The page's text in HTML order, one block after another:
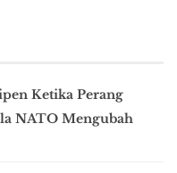
Ketika Perang
NATO Mengubah